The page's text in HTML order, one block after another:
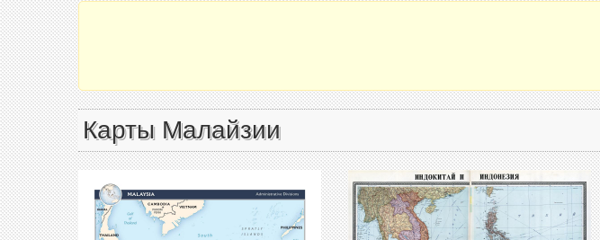
Карты Малайзии